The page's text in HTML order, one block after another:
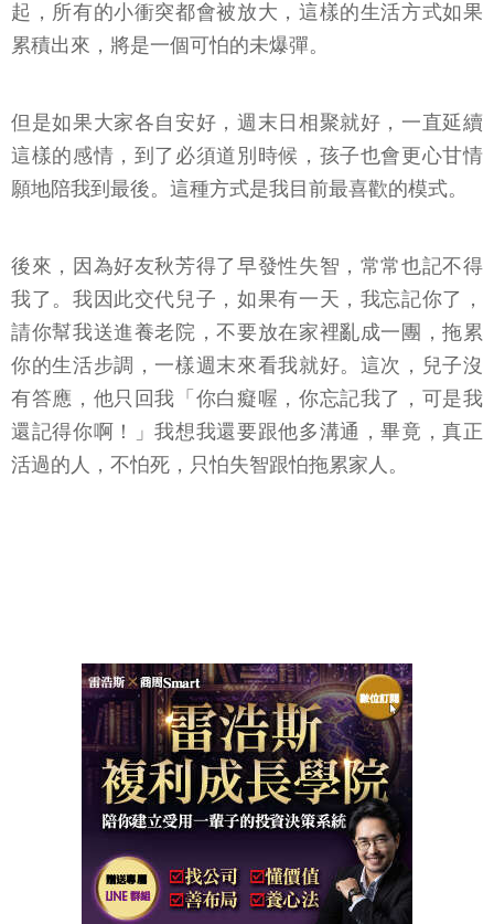
起，所有的小衝突都會被放大，這樣的生活方式如果
累積出來，將是一個可怕的未爆彈。
但是如果大家各自安好，週末日相聚就好，一直延續
這樣的感情，到了必須道別時候，孩子也會更心甘情
願地陪我到最後。這種方式是我目前最喜歡的模式。
後來，因為好友秋芳得了早發性失智，常常也記不得
我了。我因此交代兒子，如果有一天，我忘記你了，
請你幫我送進養老院，不要放在家裡亂成一團，拖累
你的生活步調，一樣週末來看我就好。這次，兒子沒
有答應，他只回我「你白癡喔，你忘記我了，可是我
還記得你啊！」我想我還要跟他多溝通，畢竟，真正
活過的人，不怕死，只怕失智跟怕拖累家人。